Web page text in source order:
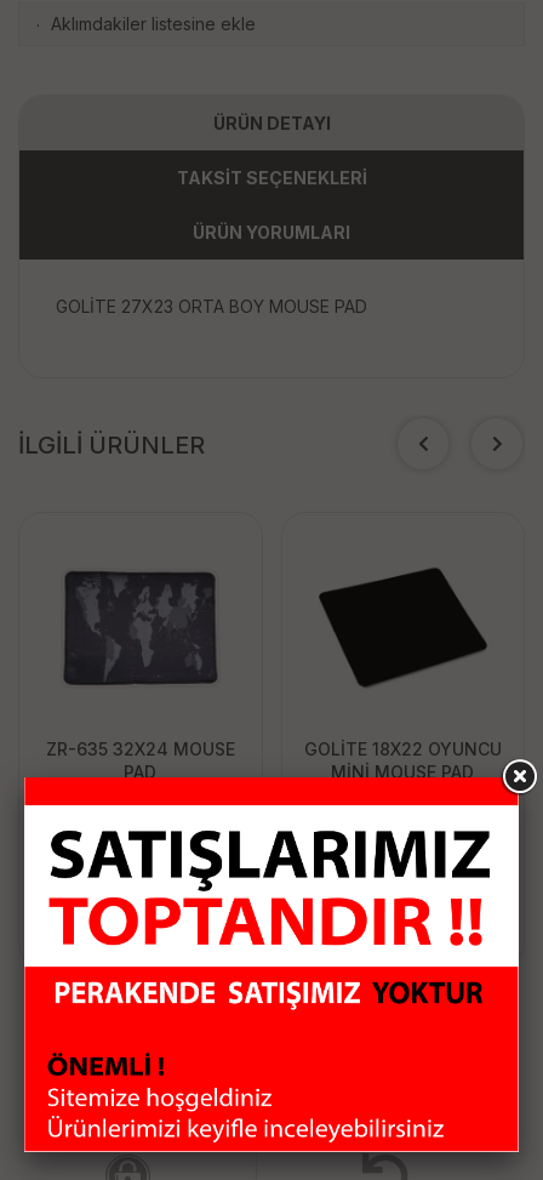
· Aklımdakiler listesine ekle
ÜRÜN DETAYI
TAKSİT SEÇENEKLERİ
ÜRÜN YORUMLARI
GOLİTE 27X23 ORTA BOY MOUSE PAD
İLGİLİ ÜRÜNLER
ZR-635 32X24 MOUSE
PAD
71.63 TL
Sepete Ekle
GOLİTE 18X22 OYUNCU
MİNİ MOUSE PAD
25.79 TL
Sepete Ekle
HIZLI KARGO KAMPANYALI ÜRÜNLER